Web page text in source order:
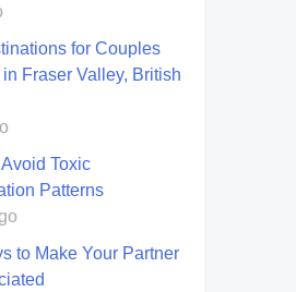
for Couples
Fraser Valley, British
Toxic
Patterns
to Make Your Partner